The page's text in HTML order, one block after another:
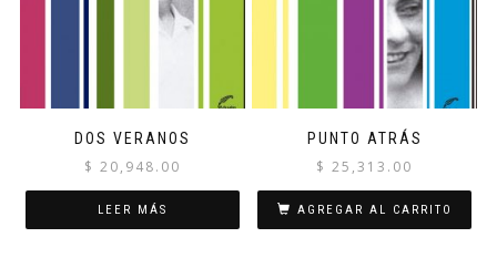
DOS VERANOS
$ 20,948.00
LEER MÁS
PUNTO ATRÁS
$ 25,313.00
AGREGAR AL CARRITO